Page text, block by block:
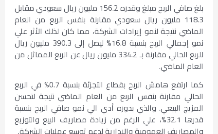
بلغ صافي الربح مبلغ وقدره 156.2 مليون ريال سعودي مقابل
118.3 مليون ريال سعودي مقارنة بنفس الربع من العام
الماضي نتيجة لنمو إيرادات الشركة، مما كان لذلك الأثر علي
نمو إجمالي الربح بنسبة 16.8% ليصل إلى 390.3 مليون ريال
للربع الحالي مقارنة بـ 334.2 مليون ريال عن الربع المماثل من
العام الماضي.
كما ارتفع هامش الربح بقطاع التجزئة بنسبة 0.7% في الربع
الحالي مقارنة بنفس الربع من العام الماضي نتيجة لتحسن
المزيج البيعي. والذي بدوره أدي الي نمو صافي الربح بنسبة
قدرها 32.1%، علي الرغم من زيادة مصاريف البيع والتوزيع